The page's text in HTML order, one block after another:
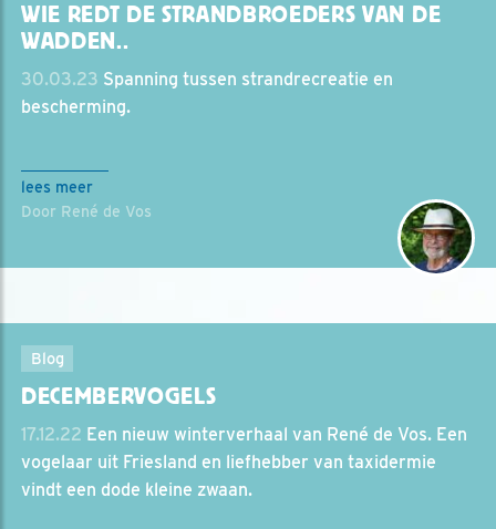
WIE REDT DE STRANDBROEDERS VAN DE
WADDEN..
30.03.23 Spanning tussen strandrecreatie en
bescherming.
lees meer
Door René de Vos
Blog
DECEMBERVOGELS
17.12.22 Een nieuw winterverhaal van René de Vos. Een
vogelaar uit Friesland en liefhebber van taxidermie
vindt een dode kleine zwaan.